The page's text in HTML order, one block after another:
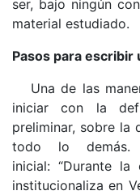
ser, bajo ningún
material estudiado.
Pasos para escribir
Una de las
iniciar con la
preliminar, sobre la
todo lo demás.
inicial: “Durante
institucionaliza en